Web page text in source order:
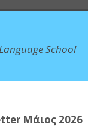
School
Μάιος 2026